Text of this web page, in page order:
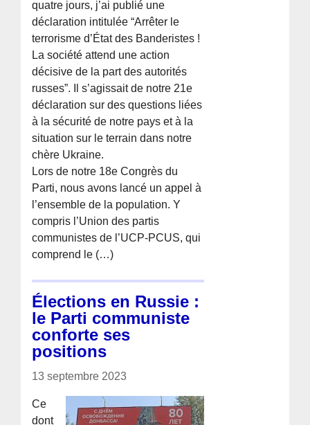
quatre jours, j’ai publié une
déclaration intitulée “Arrêter le
terrorisme d’État des Banderistes !
La société attend une action
décisive de la part des autorités
russes”. Il s’agissait de notre 21e
déclaration sur des questions liées
à la sécurité de notre pays et à la
situation sur le terrain dans notre
chère Ukraine.
Lors de notre 18e Congrès du
Parti, nous avons lancé un appel à
l’ensemble de la population. Y
compris l’Union des partis
communistes de l’UCP-PCUS, qui
comprend le (…)
Élections en Russie :
le Parti communiste
conforte ses
positions
13 septembre 2023
Ce
dont